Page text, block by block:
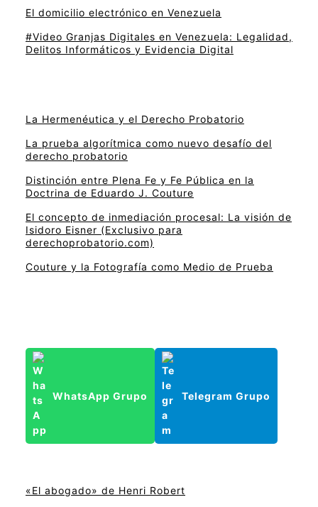
El domicilio electrónico en Venezuela
#Video Granjas Digitales en Venezuela: Legalidad,
Delitos Informáticos y Evidencia Digital
La Hermenéutica y el Derecho Probatorio
La prueba algorítmica como nuevo desafío del
derecho probatorio
Distinción entre Plena Fe y Fe Pública en la
Doctrina de Eduardo J. Couture
El concepto de inmediación procesal: La visión de
Isidoro Eisner (Exclusivo para
derechoprobatorio.com)
Couture y la Fotografía como Medio de Prueba
WhatsApp Grupo Telegram Grupo
«El abogado» de Henri Robert